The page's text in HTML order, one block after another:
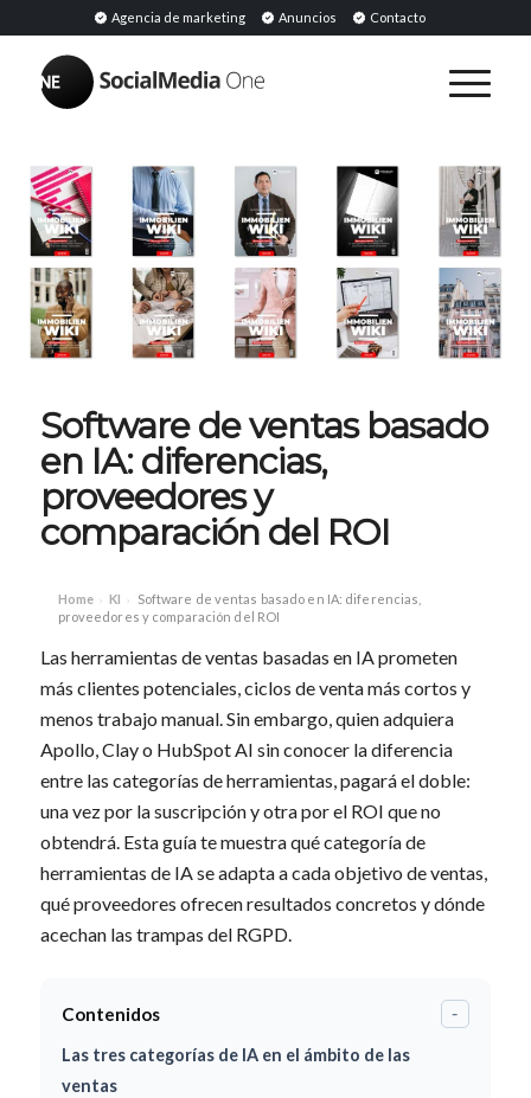
Agencia de marketing Anuncios Contacto
Software de ventas basado
en IA: diferencias,
proveedores y
comparación del ROI
Home › KI ›
Software de ventas basado en IA: diferencias,
proveedores y comparación del ROI
Las herramientas de ventas basadas en IA prometen
más clientes potenciales, ciclos de venta más cortos y
menos trabajo manual. Sin embargo, quien adquiera
Apollo, Clay o HubSpot AI sin conocer la diferencia
entre las categorías de herramientas, pagará el doble:
una vez por la suscripción y otra por el ROI que no
obtendrá. Esta guía te muestra qué categoría de
herramientas de IA se adapta a cada objetivo de ventas,
qué proveedores ofrecen resultados concretos y dónde
acechan las trampas del RGPD.
Contenidos -
Las tres categorías de IA en el ámbito de las
ventas